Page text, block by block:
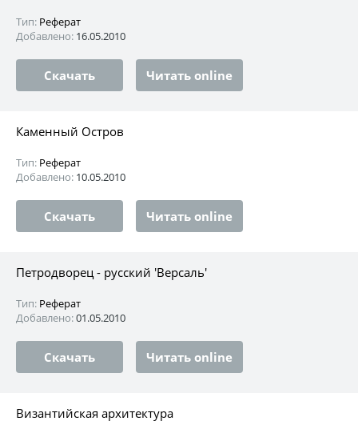
Тип: Реферат
Добавлено: 16.05.2010
Скачать Читать online
Каменный Остров
Тип: Реферат
Добавлено: 10.05.2010
Скачать Читать online
Петродворец - русский 'Версаль'
Тип: Реферат
Добавлено:01.05.2010
Скачать Читать online
Византийская архитектура